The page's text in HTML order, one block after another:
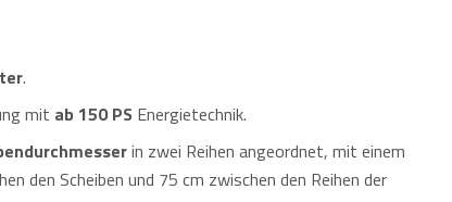
.
mit ab 150 PS Energietechnik.
in zwei Reihen angeordnet, mit einem
den Scheiben und 75 cm zwischen den Reihen der